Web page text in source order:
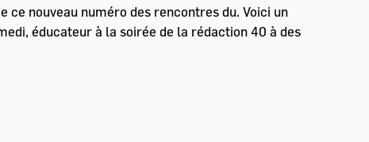
nouveau numéro des rencontres du. Voici un
éducateur à la soirée de la rédaction 40 à des